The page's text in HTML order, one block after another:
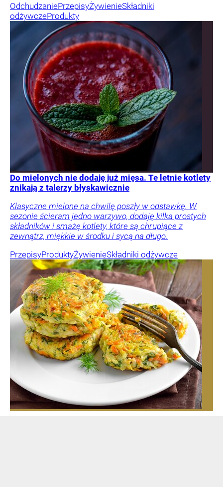
OdchudzaniePrzepisyŻywienieSkładniki
odżywczeProdukty
Do mielonych nie dodaję już mięsa. Te letnie kotlety
znikają z talerzy błyskawicznie
Klasyczne mielone na chwilę poszły w odstawkę. W
sezonie ścieram jedno warzywo, dodaję kilka prostych
składników i smażę kotlety, które są chrupiące z
zewnątrz, miękkie w środku i sycą na długo.
PrzepisyProduktyŻywienieSkładniki odżywcze